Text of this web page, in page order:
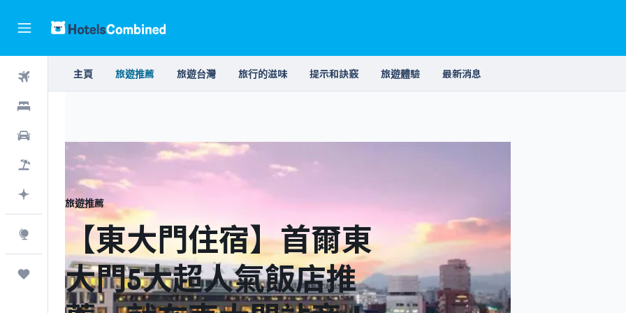
機＋酒
使用 AI 計劃
旅程
主頁 旅遊推薦 旅遊台灣 旅行的滋味 提示和訣竅 旅遊體驗 最新消息
旅遊推薦
【東大門住宿】首爾東
大門5大超人氣飯店推